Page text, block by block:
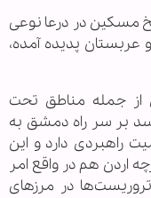
مسکین در درعا نوعی
پدیده آمده،
جمله مناطق تحت
بر سر راه دمشق به
راهبردی دارد و این
اردن هم در واقع امر
در مرزهای